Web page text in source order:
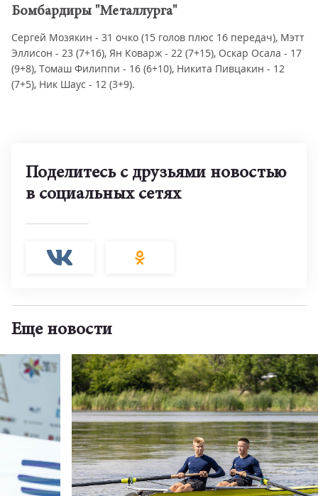
Бомбардиры "Металлурга"
Сергей Мозякин - 31 очко (15 голов плюс 16 передач), Мэтт
Эллисон - 23 (7+16), Ян Коварж - 22 (7+15), Оскар Осала - 17
(9+8), Томаш Филиппи - 16 (6+10), Никита Пивцакин - 12
(7+5), Ник Шаус - 12 (3+9).
Поделитесь с друзьями новостью
в социальных сетях
Еще новости